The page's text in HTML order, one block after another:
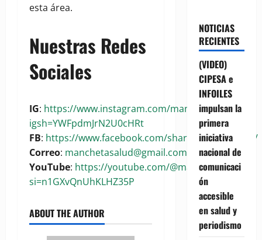
esta área.
Nuestras Redes
Sociales
IG: https://www.instagram.com/manchetasalud?
igsh=YWFpdmJrN2U0cHRt
FB: https://www.facebook.com/share/1BoaKRywuG/
Correo: manchetasalud@gmail.com
YouTube: https://youtube.com/@manchetasalud?
si=n1GXvQnUhKLHZ35P
ABOUT THE AUTHOR
NOTICIAS
RECIENTES
(VIDEO)
CIPESA e
INFOILES
impulsan la
primera
iniciativa
nacional de
comunicaci
ón
accesible
en salud y
periodismo